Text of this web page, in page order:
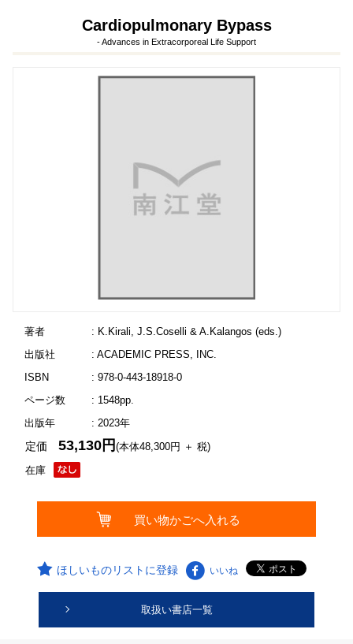
Cardiopulmonary Bypass
- Advances in Extracorporeal Life Support
著者
: K.Kirali, J.S.Coselli & A.Kalangos (eds.)
出版社
: ACADEMIC PRESS, INC.
ISBN
: 978-0-443-18918-0
ページ数
: 1548pp.
出版年
: 2023年
在庫
定価53,130円(本体48,300円 ＋ 税)
ほしいものリストに登録 いいね
取扱い書店一覧